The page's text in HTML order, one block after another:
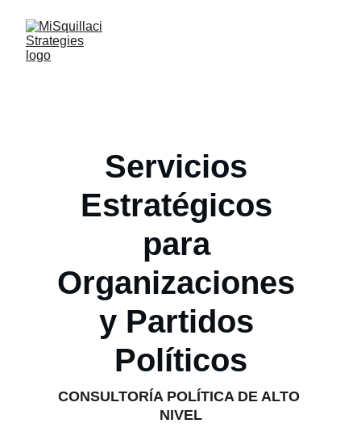
Servicios
Estratégicos
para
Organizaciones
y Partidos
Políticos
CONSULTORÍA POLÍTICA DE ALTO
NIVEL